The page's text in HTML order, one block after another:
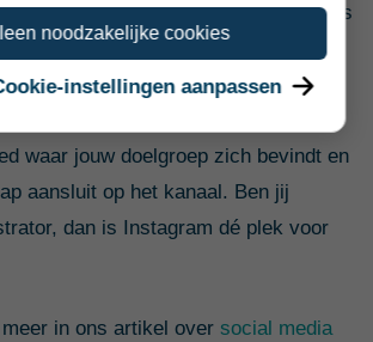
handig zijn om op social media als
een account aan te maken. Je
bereik van jouw bedrijf verder
creëren van je onderneming. Kijk
waar jouw doelgroep zich bevindt en
aansluit op het kanaal. Ben jij
dan is Instagram dé plek voor
in ons artikel over social media
noodzakelijke cookies
instellingen aanpassen